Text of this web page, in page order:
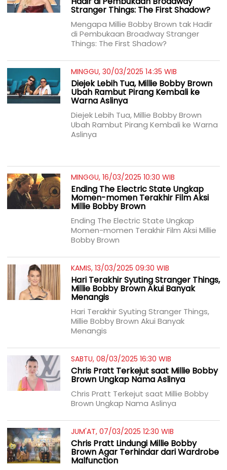
Stranger Things: The First Shadow?
Mengapa Millie Bobby Brown tak Hadir
di Pembukaan Broadway Stranger
Things: The First Shadow?
MINGGU, 30/03/2025 14:35 WIB
Diejek Lebih Tua, Millie Bobby Brown
Ubah Rambut Pirang Kembali ke
Warna Aslinya
Diejek Lebih Tua, Millie Bobby Brown
Ubah Rambut Pirang Kembali ke Warna
Aslinya
MINGGU, 16/03/2025 10:30 WIB
Ending The Electric State Ungkap
Momen-momen Terakhir Film Aksi
Millie Bobby Brown
Ending The Electric State Ungkap
Momen-momen Terakhir Film Aksi Millie
Bobby Brown
KAMIS, 13/03/2025 09:30 WIB
Hari Terakhir Syuting Stranger Things,
Millie Bobby Brown Akui Banyak
Menangis
Hari Terakhir Syuting Stranger Things,
Millie Bobby Brown Akui Banyak
Menangis
SABTU, 08/03/2025 16:30 WIB
Chris Pratt Terkejut saat Millie Bobby
Brown Ungkap Nama Aslinya
Chris Pratt Terkejut saat Millie Bobby
Brown Ungkap Nama Aslinya
JUM'AT, 07/03/2025 12:30 WIB
Chris Pratt Lindungi Millie Bobby
Brown Agar Terhindar dari Wardrobe
Malfunction